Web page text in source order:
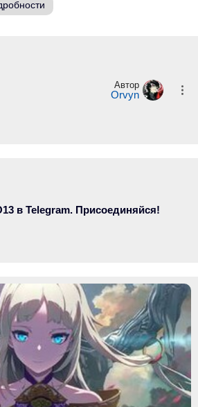
Автор
Orvyn
в Telegram. Присоединяйся!